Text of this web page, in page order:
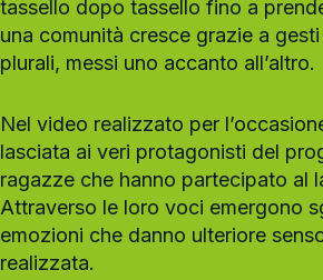
tassello dopo tassello fino a
una comunità cresce grazie a
plurali, messi uno accanto all’altro.
Nel video realizzato per
lasciata ai veri protagonisti del
ragazze che hanno partecipato al
Attraverso le loro voci emergono
emozioni che danno ulteriore
realizzata.